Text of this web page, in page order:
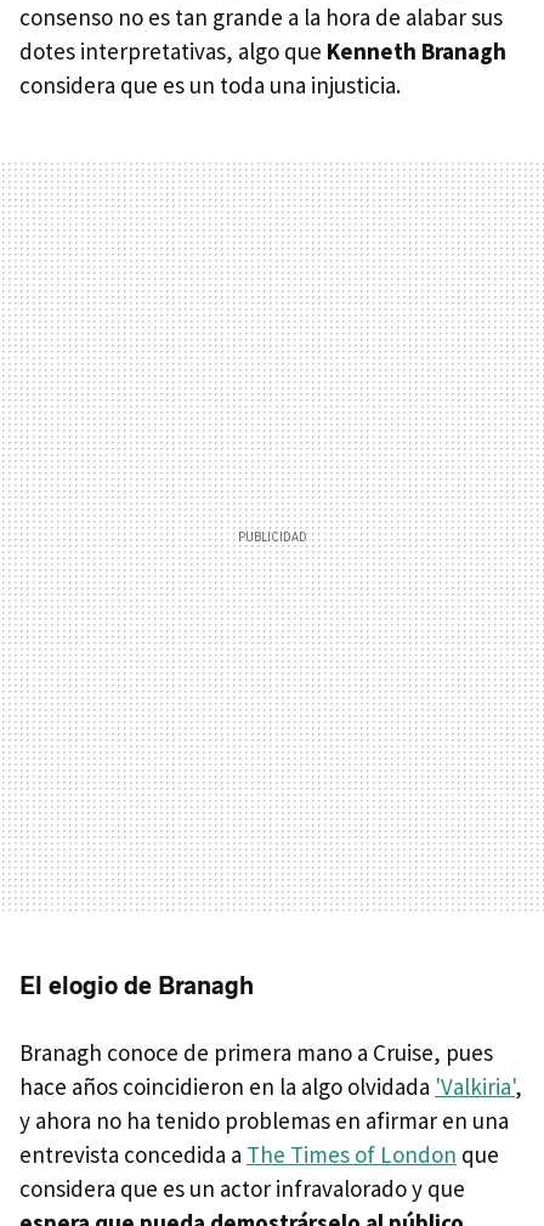
consenso no es tan grande a la hora de alabar sus
dotes interpretativas, algo que Kenneth Branagh
considera que es un toda una injusticia.
El elogio de Branagh
Branagh conoce de primera mano a Cruise, pues
hace años coincidieron en la algo olvidada 'Valkiria',
y ahora no ha tenido problemas en afirmar en una
entrevista concedida a The Times of London que
considera que es un actor infravalorado y que